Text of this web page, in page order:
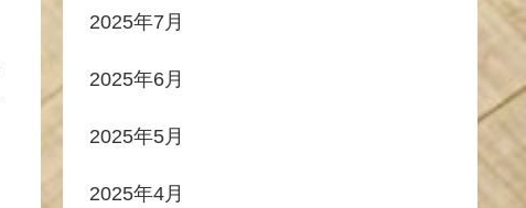
2025年7月
2025年6月
2025年5月
2025年4月